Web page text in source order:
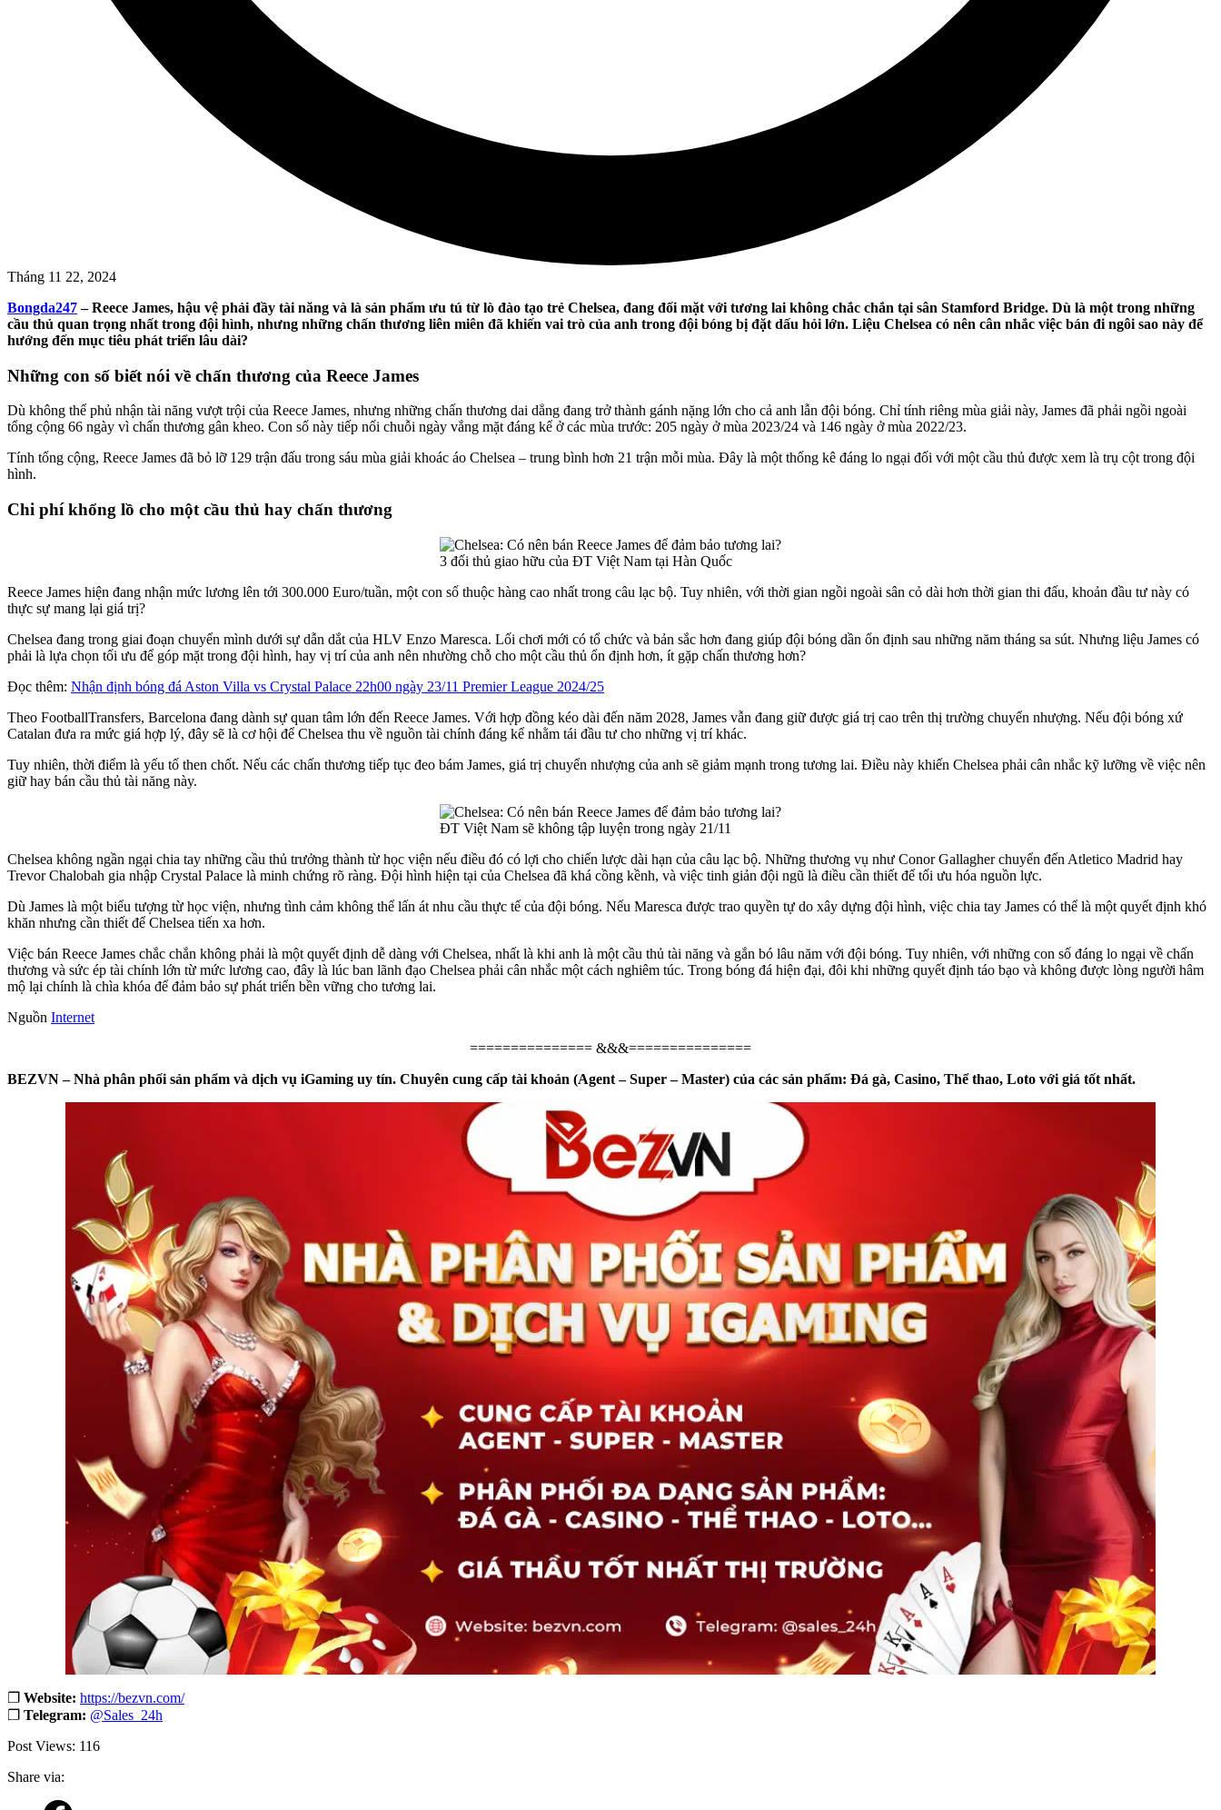
Tháng 11 22, 2024
Bongda247– Reece James, hậu vệ phải đầy tài năng và là sản phẩm ưu tú từ lò đào tạo trẻ Chelsea, đang đối mặt với tương lai không chắc chắn tại sân Stamford Bridge. Dù là một trong những
cầu thủ quan trọng nhất trong đội hình, nhưng những chấn thương liên miên đã khiến vai trò của anh trong đội bóng bị đặt dấu hỏi lớn. Liệu Chelsea có nên cân nhắc việc bán đi ngôi sao này để
hướng đến mục tiêu phát triển lâu dài?
Những con số biết nói về chấn thương của Reece James
Dù không thể phủ nhận tài năng vượt trội của Reece James, nhưng những chấn thương dai dẳng đang trở thành gánh nặng lớn cho cả anh lẫn đội bóng. Chỉ tính riêng mùa giải này, James đã phải ngồi ngoài
tổng cộng 66 ngày vì chấn thương gân kheo. Con số này tiếp nối chuỗi ngày vắng mặt đáng kể ở các mùa trước: 205 ngày ở mùa 2023/24 và 146 ngày ở mùa 2022/23.
Tính tổng cộng, Reece James đã bỏ lỡ 129 trận đấu trong sáu mùa giải khoác áo Chelsea – trung bình hơn 21 trận mỗi mùa. Đây là một thống kê đáng lo ngại đối với một cầu thủ được xem là trụ cột trong đội
hình.
Chi phí khổng lồ cho một cầu thủ hay chấn thương
3 đối thủ giao hữu của ĐT Việt Nam tại Hàn Quốc
Reece James hiện đang nhận mức lương lên tới 300.000 Euro/tuần, một con số thuộc hàng cao nhất trong câu lạc bộ. Tuy nhiên, với thời gian ngồi ngoài sân cỏ dài hơn thời gian thi đấu, khoản đầu tư này có
thực sự mang lại giá trị?
Chelsea đang trong giai đoạn chuyển mình dưới sự dẫn dắt của HLV Enzo Maresca. Lối chơi mới có tổ chức và bản sắc hơn đang giúp đội bóng dần ổn định sau những năm tháng sa sút. Nhưng liệu James có
phải là lựa chọn tối ưu để góp mặt trong đội hình, hay vị trí của anh nên nhường chỗ cho một cầu thủ ổn định hơn, ít gặp chấn thương hơn?
Đọc thêm: Nhận định bóng đá Aston Villa vs Crystal Palace 22h00 ngày 23/11 Premier League 2024/25
Theo FootballTransfers, Barcelona đang dành sự quan tâm lớn đến Reece James. Với hợp đồng kéo dài đến năm 2028, James vẫn đang giữ được giá trị cao trên thị trường chuyển nhượng. Nếu đội bóng xứ
Catalan đưa ra mức giá hợp lý, đây sẽ là cơ hội để Chelsea thu về nguồn tài chính đáng kể nhằm tái đầu tư cho những vị trí khác.
Tuy nhiên, thời điểm là yếu tố then chốt. Nếu các chấn thương tiếp tục đeo bám James, giá trị chuyển nhượng của anh sẽ giảm mạnh trong tương lai. Điều này khiến Chelsea phải cân nhắc kỹ lưỡng về việc nên
giữ hay bán cầu thủ tài năng này.
ĐT Việt Nam sẽ không tập luyện trong ngày 21/11
Chelsea không ngần ngại chia tay những cầu thủ trưởng thành từ học viện nếu điều đó có lợi cho chiến lược dài hạn của câu lạc bộ. Những thương vụ như Conor Gallagher chuyển đến Atletico Madrid hay
Trevor Chalobah gia nhập Crystal Palace là minh chứng rõ ràng. Đội hình hiện tại của Chelsea đã khá cồng kềnh, và việc tinh giản đội ngũ là điều cần thiết để tối ưu hóa nguồn lực.
Dù James là một biểu tượng từ học viện, nhưng tình cảm không thể lấn át nhu cầu thực tế của đội bóng. Nếu Maresca được trao quyền tự do xây dựng đội hình, việc chia tay James có thể là một quyết định khó
khăn nhưng cần thiết để Chelsea tiến xa hơn.
Việc bán Reece James chắc chắn không phải là một quyết định dễ dàng với Chelsea, nhất là khi anh là một cầu thủ tài năng và gắn bó lâu năm với đội bóng. Tuy nhiên, với những con số đáng lo ngại về chấn
thương và sức ép tài chính lớn từ mức lương cao, đây là lúc ban lãnh đạo Chelsea phải cân nhắc một cách nghiêm túc. Trong bóng đá hiện đại, đôi khi những quyết định táo bạo và không được lòng người hâm
mộ lại chính là chìa khóa để đảm bảo sự phát triển bền vững cho tương lai.
Nguồn Internet
=============== &&&===============
BEZVN – Nhà phân phối sản phẩm và dịch vụ iGaming uy tín. Chuyên cung cấp tài khoản (Agent – Super – Master) của các sản phẩm: Đá gà, Casino, Thể thao, Loto với giá tốt nhất.
❐ Website: https://bezvn.com/
❐ Telegram: @Sales_24h
Post Views: 116
Share via: